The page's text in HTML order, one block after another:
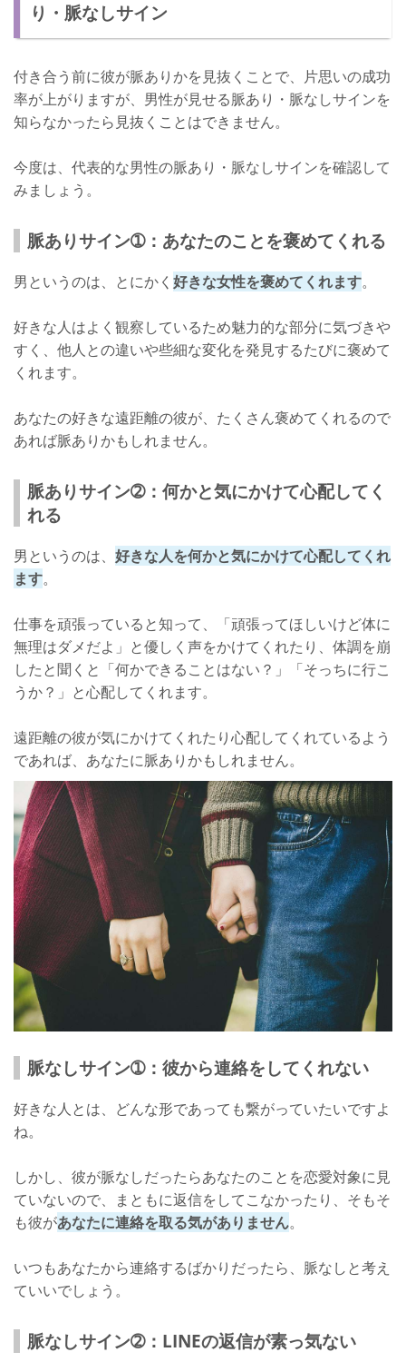
り・脈なしサイン
付き合う前に彼が脈ありかを見抜くことで、片思いの成功
率が上がりますが、男性が見せる脈あり・脈なしサインを
知らなかったら見抜くことはできません。
今度は、代表的な男性の脈あり・脈なしサインを確認して
みましょう。
脈ありサイン➀：あなたのことを褒めてくれる
男というのは、とにかく 好きな女性を褒めてくれます。
好きな人はよく観察しているため魅力的な部分に気づきや
すく、他人との違いや些細な変化を発見するたびに褒めて
くれます。
あなたの好きな遠距離の彼が、たくさん褒めてくれるので
あれば脈ありかもしれません。
脈ありサイン➁：何かと気にかけて心配してく
れる
男というのは、 好きな人を何かと気にかけて心配してくれ
ます。
仕事を頑張っていると知って、「頑張ってほしいけど体に
無理はダメだよ」と優しく声をかけてくれたり、体調を崩
したと聞くと「何かできることはない？」「そっちに行こ
うか？」と心配してくれます。
遠距離の彼が気にかけてくれたり心配してくれているよう
であれば、あなたに脈ありかもしれません。
脈なしサイン➀：彼から連絡をしてくれない
好きな人とは、どんな形であっても繋がっていたいですよ
ね。
しかし、彼が脈なしだったらあなたのことを恋愛対象に見
ていないので、まともに返信をしてこなかったり、そもそ
も彼があなたに連絡を取る気がありません。
いつもあなたから連絡するばかりだったら、脈なしと考え
ていいでしょう。
脈なしサイン➁：LINEの返信が素っ気ない